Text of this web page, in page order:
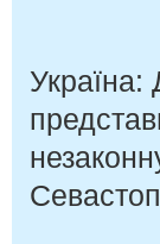
Україна: